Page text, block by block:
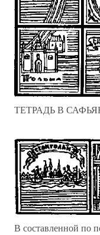
ТЕТРАДЬ В
В составленной по